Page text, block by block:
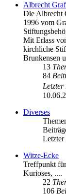
Albrecht
Die Albrecht
1996 vom
Mit Erlass
kirchliche
Brunkensen
13
84
Letzter
Diverses
Letzter
Witze-Ecke
Treffpunkt
Kurioses, ....
22
106